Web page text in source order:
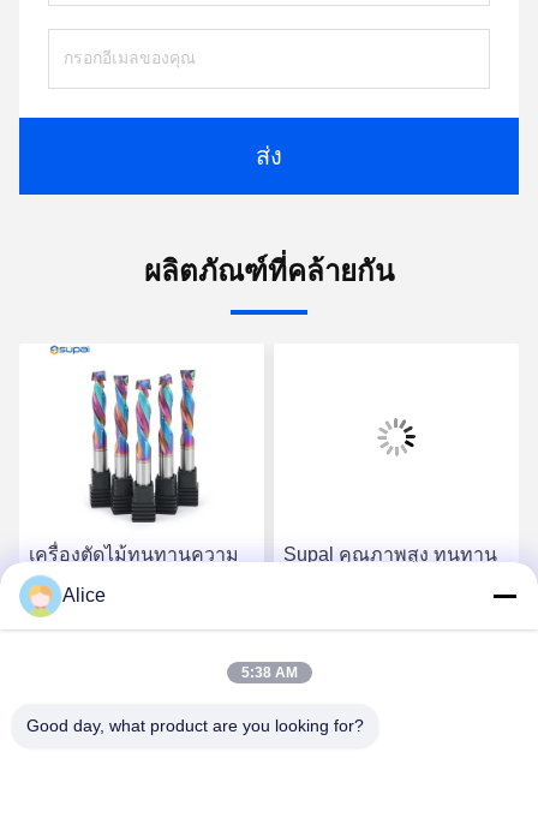
ส่ง
ผลิตภัณฑ์ที่คล้ายกัน
เครื่องตัดไม้ทนทานความ
แม่นยำสูง Supal - End Mill
อัดขึ้นรูปคอมโพสิต
หา ราคา ที่ ดี ที่สุด
Supal คุณภาพสูง ทนทาน
Alice
5:38 AM
Good day, what product are you looking for?